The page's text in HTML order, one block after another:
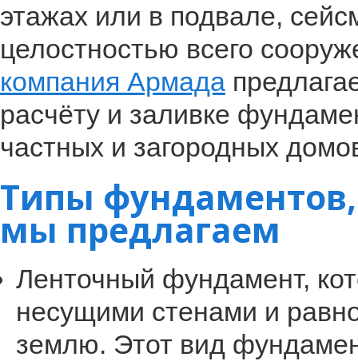
этажах или в подвале,
целостностью всего
компания Армада
расчёту и заливке
частных и загородных
Типы
мы предлагаем
Ленточный фундамент,
несущими стенами и
землю. Этот вид